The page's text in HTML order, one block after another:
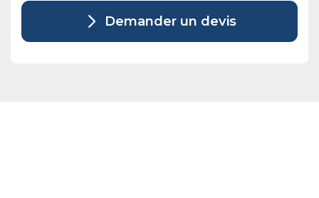
Demander un devis